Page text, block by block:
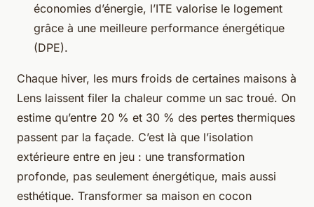
économies d’énergie, l’ITE valorise le logement
grâce à une meilleure performance énergétique
(DPE).
Chaque hiver, les murs froids de certaines maisons à
Lens laissent filer la chaleur comme un sac troué. On
estime qu’entre 20 % et 30 % des pertes thermiques
passent par la façade. C’est là que l’isolation
extérieure entre en jeu : une transformation
profonde, pas seulement énergétique, mais aussi
esthétique. Transformer sa maison en cocon